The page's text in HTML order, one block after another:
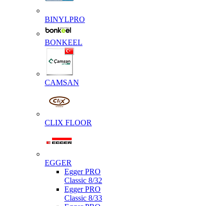
BINYLPRO
BONKEEL
CAMSAN
CLIX FLOOR
EGGER
Egger PRO
Classic 8/32
Egger PRO
Classic 8/33